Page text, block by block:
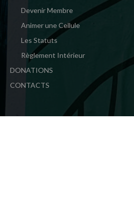
Devenir Membre
Animer une Cellule
Les Statuts
Règlement Intérieur
DONATIONS
CONTACTS